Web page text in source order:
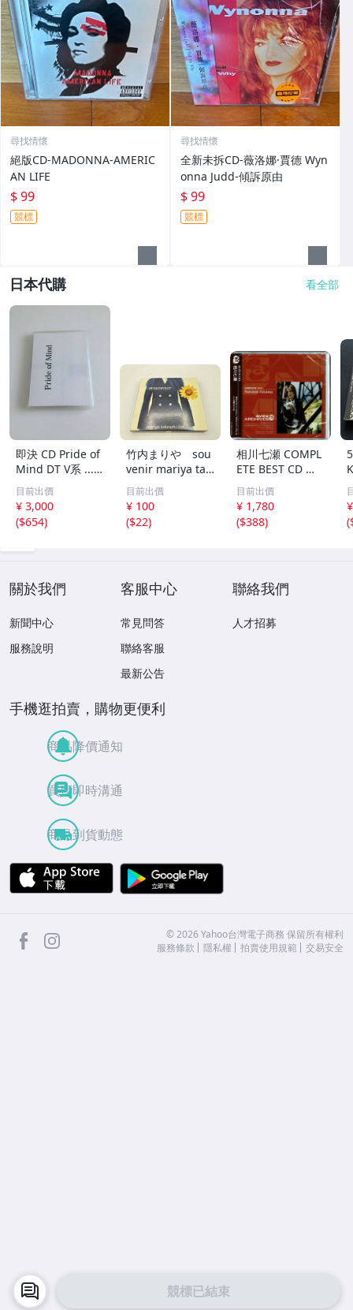
競標已結束
尋找情懷
絕版CD-MADONNA-AMERIC
AN LIFE
$ 99
競標
尋找情懷
全新未拆CD-薇洛娜·賈德 Wyn
onna Judd-傾訴原由
$ 99
競標
日本代購 看全部
即決 CD Pride of
Mind DT V系 ......
プライド・オブ・
マインド プライ
ドオブマインド
...VV...
目前出價
¥ 3,000
($654)
竹内まりや sou
venir mariya tak
euchi live
目前出價
¥ 100
($22)
相川七瀬 COMPL
ETE BEST CD コ
ンプリートベスト
目前出價
¥ 1,780
($388)
(
關於我們
新聞中心
服務說明
客服中心
常見問答
聯絡客服
最新公告
聯絡我們
人才招募
手機逛拍賣，購物更便利
商品降價通知
買賣即時溝通
商品到貨動態
APP Store
facebook ©2026 Yahoo台灣電子商務 保留所有權利
服務條款
隱私權 拍賣使用規範 交易安全